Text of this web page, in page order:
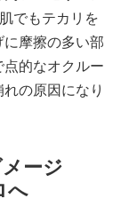
でもテカリを
摩擦の多い部
点的なオクルー
の原因になり
ージ
へ